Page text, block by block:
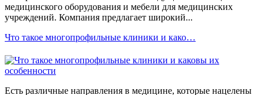
медицинского оборудования и мебели для медицинских
учреждений. Компания предлагает широкий...
Что такое многопрофильные клиники и како…
Есть различные направления в медицине, которые нацелены